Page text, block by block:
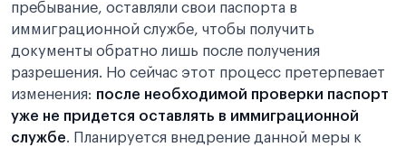
пребывание, оставляли свои паспорта в
иммиграционной службе, чтобы получить
документы обратно лишь после получения
разрешения. Но сейчас этот процесс претерпевает
изменения: после необходимой проверки паспорт
уже не придется оставлять в иммиграционной
службе. Планируется внедрение данной меры к